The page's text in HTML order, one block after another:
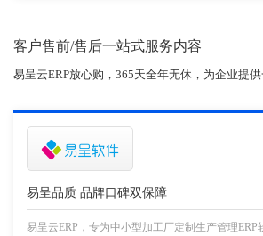
客户售前/售后一站式服务内容
易呈云ERP放心购，365天全年无休，为企业提
易呈品质 品牌口碑双保障
易呈云ERP，专为中小型加工厂定制生产管理ERP